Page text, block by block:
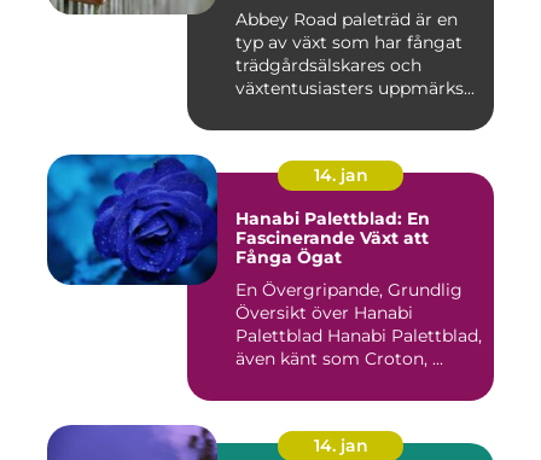
Abbey Road paleträd är en
typ av växt som har fångat
trädgårdsälskares och
växtentusiasters uppmärks...
14. jan
Hanabi Palettblad: En
Fascinerande Växt att
Fånga Ögat
En Övergripande, Grundlig
Översikt över Hanabi
Palettblad Hanabi Palettblad,
även känt som Croton, ...
14. jan